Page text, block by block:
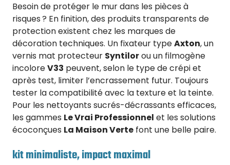
Besoin de protéger le mur dans les pièces à
risques ? En finition, des produits transparents de
protection existent chez les marques de
décoration techniques. Un fixateur typeAxton, un
vernis mat protecteur Syntilorou un filmogène
incoloreV33 peuvent, selon le type de crépi et
après test, limiter l’encrassement futur. Toujours
tester la compatibilité avec la texture et la teinte.
Pour les nettoyants sucrés-décrassants efficaces,
les gammes Le Vrai Professionnel et les solutions
écoconçues La Maison Verte font une belle paire.
kit minimaliste, impact maximal